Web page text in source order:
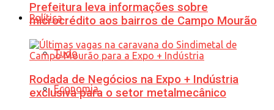
Política
Tudo
Economia
Prefeitura leva informações sobre
microcrédito aos bairros de Campo Mourão
Rodada de Negócios na Expo + Indústria
exclusiva para o setor metalmecânico